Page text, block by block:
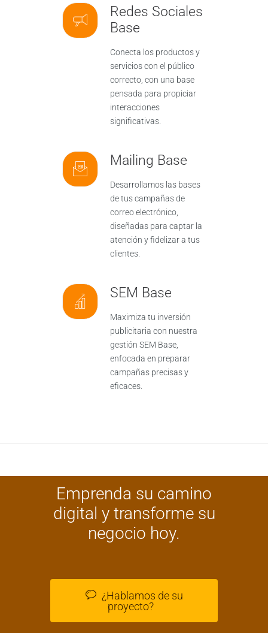
Redes Sociales
Base
Conecta los productos y
servicios con el público
correcto, con una base
pensada para propiciar
interacciones
significativas.
Mailing Base
Desarrollamos las bases
de tus campañas de
correo electrónico,
diseñadas para captar la
atención y fidelizar a tus
clientes.
SEM Base
Maximiza tu inversión
publicitaria con nuestra
gestión SEM Base,
enfocada en preparar
campañas precisas y
eficaces.
Emprenda su camino
digital y transforme su
negocio hoy.
¿Hablamos de su
proyecto?